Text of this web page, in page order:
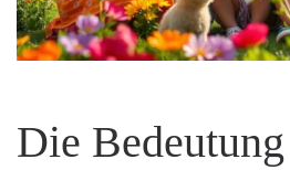
Die